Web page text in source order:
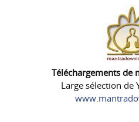
Téléchargements de
Large sélection de